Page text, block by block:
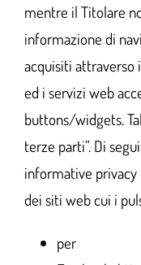
mentre il Titolare
informazione di
acquisiti attraverso
ed i servizi web
buttons/widgets.
terze parti”. Di
informative
dei siti web cui i
per